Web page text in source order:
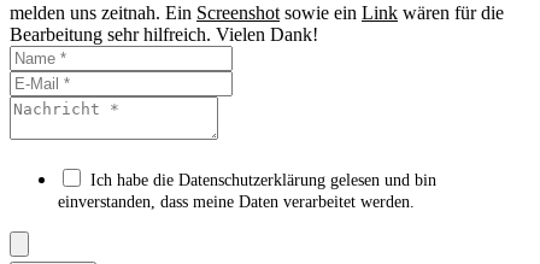
melden uns zeitnah. Ein Screenshot sowie ein Link wären für die
Bearbeitung sehr hilfreich. Vielen Dank!
Ich habe die Datenschutzerklärung gelesen und bin
einverstanden, dass meine Daten verarbeitet werden.